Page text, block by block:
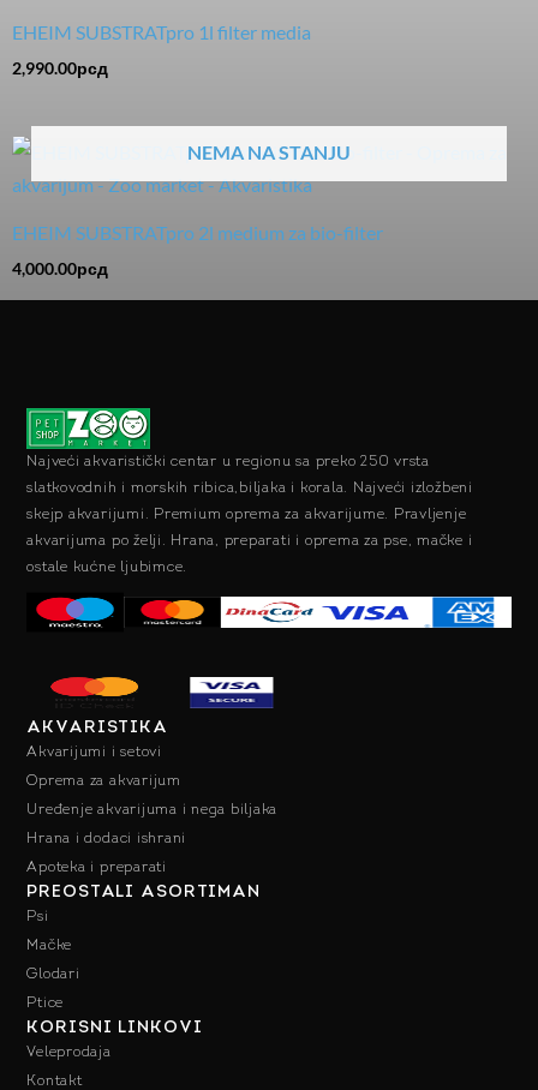
EHEIM SUBSTRATpro 1l filter media
2,990.00рсд
NEMA NA STANJU
EHEIM SUBSTRATpro 2l medium za bio-filter
4,000.00рсд
Najveći akvaristički centar u regionu sa preko 250 vrsta
slatkovodnih i morskih ribica,biljaka i korala. Najveći izložbeni
skejp akvarijumi. Premium oprema za akvarijume. Pravljenje
akvarijuma po želji. Hrana, preparati i oprema za pse, mačke i
ostale kućne ljubimce.
AKVARISTIKA
Akvarijumi i setovi
Oprema za akvarijum
Uređenje akvarijuma i nega biljaka
Hrana i dodaci ishrani
Apoteka i preparati
PREOSTALI ASORTIMAN
Psi
Mačke
Glodari
Ptice
KORISNI LINKOVI
Veleprodaja
Kontakt